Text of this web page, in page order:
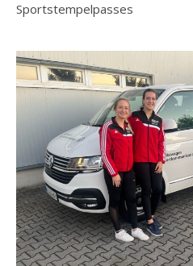
Sportstempelpasses